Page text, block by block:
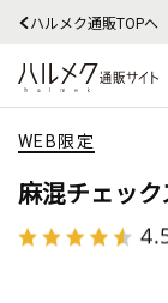
ハルメク通販TOPへ
WEB限定
麻混チェッ